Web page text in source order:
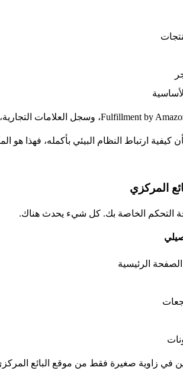
ارتباط النظام البيئي بأكمله، فهذا هو
التحكم الخاصة بك. كل شيء يحدث هناك.
الرئيسية
في زاوية صغيرة فقط من موقع البائع